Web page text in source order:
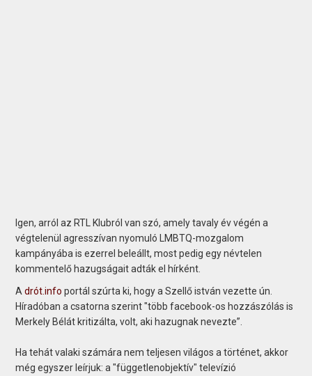
Igen, arról az RTL Klubról van szó, amely tavaly év végén a
végtelenül agresszívan nyomuló LMBTQ-mozgalom
kampányába is ezerrel beleállt, most pedig egy névtelen
kommentelő hazugságait adták el hírként.
Adrót.infoportál szúrta ki, hogy a Szellő istván vezette ún.
Híradóban a csatorna szerint "több facebook-os hozzászólás is
Merkely Bélát kritizálta, volt, aki hazugnak nevezte”.
Ha tehát valaki számára nem teljesen világos a történet, akkor
még egyszer leírjuk: a "függetlenobjektív" televízió